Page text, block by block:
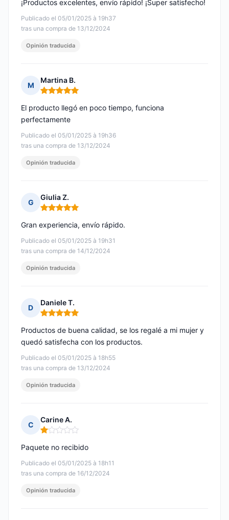
Publicado el 05/01/2025 à 19h37
tras una compra de 13/12/2024
¡Productos excelentes, envío rápido! ¡Super satisfecho!
Opinión traducida
M
Martina B.
Nota: 5 de 5
Publicado el 05/01/2025 à 19h36
tras una compra de 13/12/2024
El producto llegó en poco tiempo, funciona
perfectamente
Opinión traducida
G
Giulia Z.
Nota: 5 de 5
Publicado el 05/01/2025 à 19h31
tras una compra de 14/12/2024
Gran experiencia, envío rápido.
Opinión traducida
D
Daniele T.
Nota: 5 de 5
Publicado el 05/01/2025 à 18h55
tras una compra de 13/12/2024
Productos de buena calidad, se los regalé a mi mujer y
quedó satisfecha con los productos.
Opinión traducida
C
Carine A.
Nota: 1 de 5
Publicado el 05/01/2025 à 18h11
tras una compra de 16/12/2024
Paquete no recibido
Opinión traducida